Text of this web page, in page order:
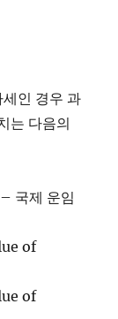
인 경우 과
는 다음의
국제 운임
of
of